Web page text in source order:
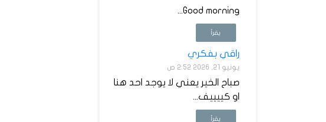
Good morning...
يقرأ
راقي بفكري
يونيو 21, 2026 2:52 ص
صباح الخير يعني لا يوجد احد هنا
او كييييف...
يقرأ